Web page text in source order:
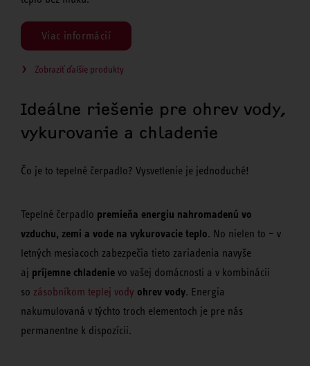
Viac informácií
Zobraziť ďalšie produkty
Ideálne riešenie pre ohrev vody,
vykurovanie a chladenie
Čo je to tepelné čerpadlo? Vysvetlenie je jednoduché!
Tepelné čerpadlo premieňa energiu nahromadenú vo
vzduchu, zemi a vode na vykurovacie teplo. No nielen to – v
letných mesiacoch zabezpečia tieto zariadenia navyše
aj príjemne chladenie vo vašej domácnosti a v kombinácii
so zásobníkom teplej vody ohrev vody. Energia
nakumulovaná v týchto troch elementoch je pre nás
permanentne k dispozícii.